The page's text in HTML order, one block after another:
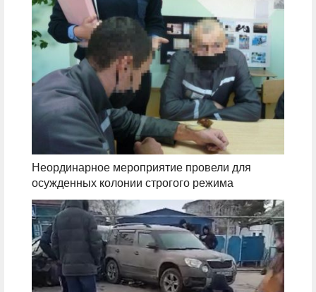
Неординарное мероприятие провели для
осужденных колонии строгого режима